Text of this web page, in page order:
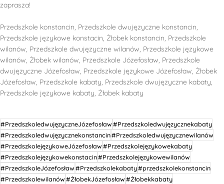
zaprasza!
Przedszkole konstancin, Przedszkole dwujęzyczne konstancin,
Przedszkole językowe konstacin, Żłobek konstancin, Przedszkole
wilanów, Przedszkole dwujęzyczne wilanów, Przedszkole językowe
wilanów, Żłobek wilanów, Przedszkole Józefosław, Przedszkole
dwujęzyczne Józefosław, Przedszkole językowe Józefosław, Żłobek
Józefosław, Przedszkole kabaty, Przedszkole dwujęzyczne kabaty,
Przedszkole językowe kabaty, Żłobek kabaty
#PrzedszkoledwujęzyczneJózefosław#Przedszkoledwujęzycznekabaty
#Przedszkoledwujęzycznekonstancin#Przedszkoledwujęzycznewilanów
#PrzedszkolejęzykoweJózefosław#Przedszkolejęzykowekabaty
#Przedszkolejęzykowekonstacin#Przedszkolejęzykowewilanów
#PrzedszkoleJózefosław#Przedszkolekabaty#przedszkolekonstancin
#Przedszkolewilanów#ŻłobekJózefosław#Żłobekkabaty